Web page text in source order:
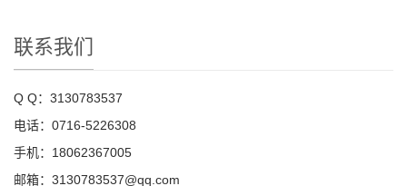
联系我们
Q Q：3130783537
电话：0716-5226308
手机：18062367005
邮箱：3130783537@qq.com